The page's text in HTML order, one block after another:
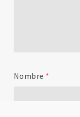
Nombre *